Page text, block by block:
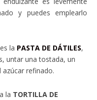
y puedes emplearlo
la PASTA DE DÁTILES,
untar una tostada, un
refinado.
la TORTILLA DE